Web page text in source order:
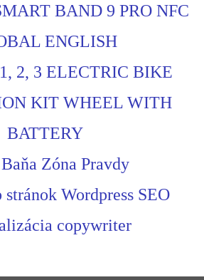
BAND 9 PRO NFC
ENGLISH
2, 3 ELECTRIC BIKE
KIT WHEEL WITH
BATTERY
Zóna Pravdy
Wordpress SEO
copywriter